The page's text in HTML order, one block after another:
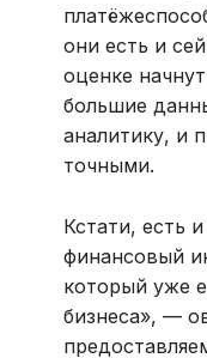
они есть и
оценке
большие
аналитику, и
точными.
Кстати, есть
финансовый
который уже
бизнеса», —